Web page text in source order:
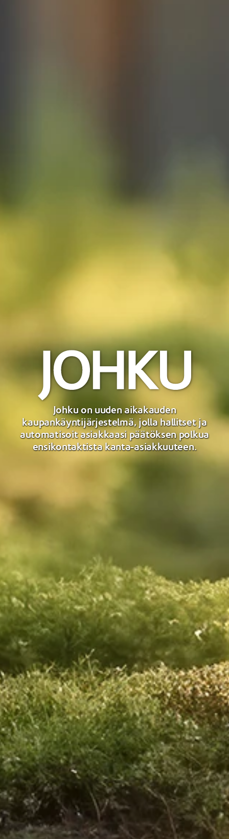
Johku on uuden aikakauden
kaupankäyntijärjestelmä, jolla hallitset ja
automatisoit asiakkaasi päätöksen polkua
ensikontaktista kanta-asiakkuuteen.